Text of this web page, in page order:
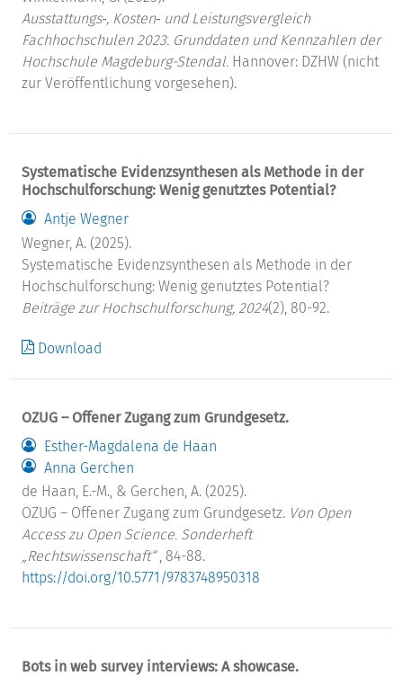
Ausstattungs‐, Kosten‐ und Leistungsvergleich
Fachhochschulen 2023. Grunddaten und Kennzahlen der
Hochschule Magdeburg-Stendal. Hannover: DZHW (nicht
zur Veröffentlichung vorgesehen).
Systematische Evidenzsynthesen als Methode in der
Hochschulforschung: Wenig genutztes Potential?
Antje Wegner
Wegner, A. (2025).
Systematische Evidenzsynthesen als Methode in der
Hochschulforschung: Wenig genutztes Potential?
Beiträge zur Hochschulforschung, 2024(2), 80-92.
Download
OZUG – Offener Zugang zum Grundgesetz.
Esther-Magdalena de Haan
Anna Gerchen
de Haan, E.-M., & Gerchen, A. (2025).
OZUG – Offener Zugang zum Grundgesetz. Von Open
Access zu Open Science. Sonderheft
„Rechtswissenschaft“, 84-88.
https://doi.org/10.5771/9783748950318
Bots in web survey interviews: A showcase.